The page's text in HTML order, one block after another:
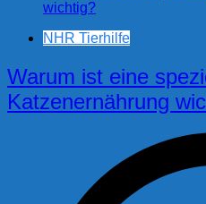
NHR Tierhilfe
Warum ist eine
Katzenernährung